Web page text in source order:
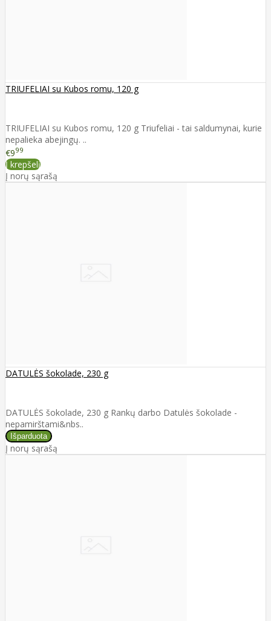
TRIUFELIAI su Kubos romu, 120 g
TRIUFELIAI su Kubos romu, 120 g Triufeliai - tai saldumynai, kurie
nepalieka abejingų. ..
€999
Į krepšelį
Į norų sąrašą
DATULĖS šokolade, 230 g
DATULĖS šokolade, 230 g Rankų darbo Datulės šokolade -
nepamirštami&nbs..
Į norų sąrašą